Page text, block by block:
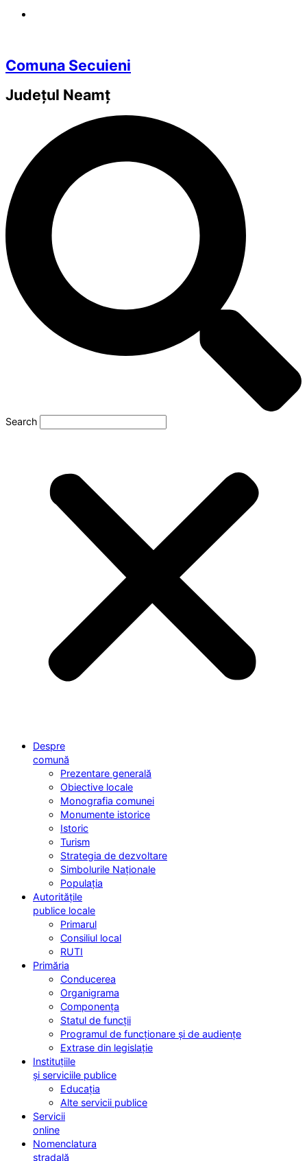
Comuna Secuieni
Județul Neamț
Search
Despre
comună
Prezentare generală
Obiective locale
Monografia comunei
Monumente istorice
Istoric
Turism
Strategia de dezvoltare
Simbolurile Naționale
Populația
Autoritățile
publice locale
Primarul
Consiliul local
RUTI
Primăria
Conducerea
Organigrama
Componența
Statul de funcții
Programul de funcționare și de audiențe
Extrase din legislație
Instituțiile
și serviciile publice
Educația
Alte servicii publice
Servicii
online
Nomenclatura
stradală